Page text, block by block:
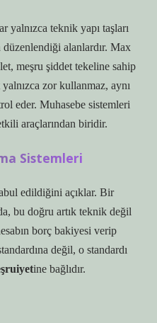
yalnızca teknik yapı taşları
alanlardır. Max
meşru şiddet tekeline sahip
zor kullanmaz, aynı
eder. Muhasebe sistemleri
araçlarından biridir.
Sistemleri
edildiğini açıklar. Bir
bu doğru artık teknik değil
borç bakiyesi verip
değil, o standardı
ine bağlıdır.